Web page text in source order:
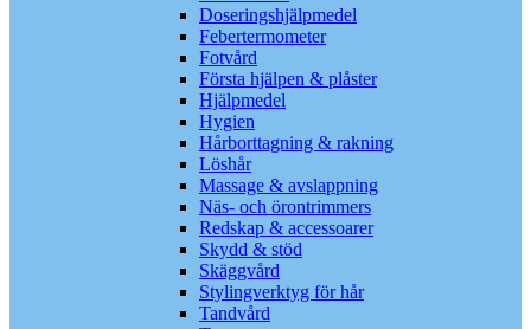
Doseringshjälpmedel
Febertermometer
Fotvård
Första hjälpen & plåster
Hjälpmedel
Hygien
Hårborttagning & rakning
Löshår
Massage & avslappning
Näs- och örontrimmers
Redskap & accessoarer
Skydd & stöd
Skäggvård
Stylingverktyg för hår
Tandvård